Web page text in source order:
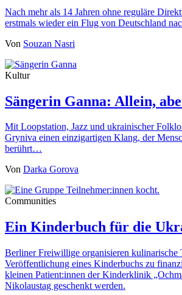
Nach mehr als 14 Jahren ohne reguläre
erstmals wieder ein Flug von Deutschland
Von Souzan Nasri
Kultur
Sängerin Ganna: Allein,
Mit Loopstation, Jazz und ukrainischer
Gryniva einen einzigartigen Klang, der
berührt…
Von Darka Gorova
Communities
Ein Kinderbuch für die
Berliner Freiwillige organisieren kulinarische
Veröffentlichung eines Kinderbuchs zu
kleinen Patient:innen der Kinderklinik
Nikolaustag geschenkt werden.